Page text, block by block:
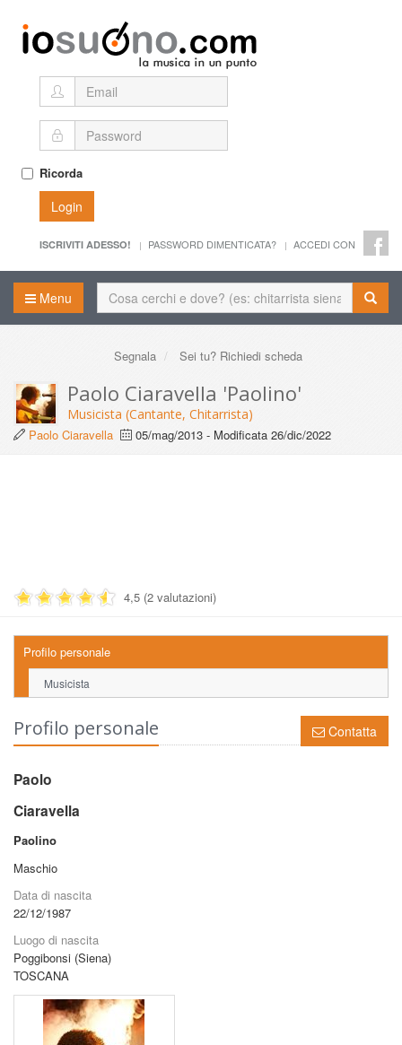
Ricorda
Login
ISCRIVITI ADESSO! PASSWORD DIMENTICATA? ACCEDI CON
Menu
Segnala Sei tu? Richiedi scheda
Paolo Ciaravella 'Paolino'
Musicista (Cantante, Chitarrista)
Paolo Ciaravella
05/mag/2013 - Modificata 26/dic/2022
4,5 (2 valutazioni)
Profilo personale
Musicista
Contatta
Profilo personale
Paolo
Ciaravella
Paolino
Maschio
Data di nascita
22/12/1987
Luogo di nascita
Poggibonsi (Siena)
TOSCANA